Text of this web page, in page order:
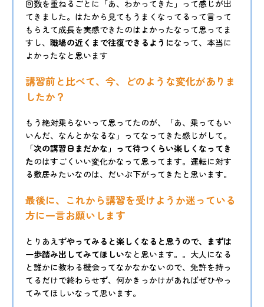
回数を重ねるごとに「あ、わかってきた」って感じが出
てきました。はたから見てもうまくなってるって言って
もらえて成長を実感できたのはよかったなって思ってま
すし、 職場の近くまで往復できるようになって、本当に
よかったなと思います
講習前と比べて、今、どのような変化がありま
したか？
もう絶対乗らないって思ってたのが、「あ、乗ってもい
いんだ、なんとかなるな」ってなってきた感じがして。
「次の講習日まだかな」って待つくらい楽しくなってき
たのはすごくいい変化かなって思ってます。運転に対す
る敷居みたいなのは、だいぶ下がってきたと思います。
最後に、これから講習を受けようか迷っている
方に一言お願いします
とりあえずやってみると楽しくなると思うので、まずは
一歩踏み出してみてほしいなと思います。。大人になる
と誰かに教わる機会ってなかなかないので、免許を持っ
てるだけで終わらせず、何かきっかけがあればぜひやっ
てみてほしいなって思います。